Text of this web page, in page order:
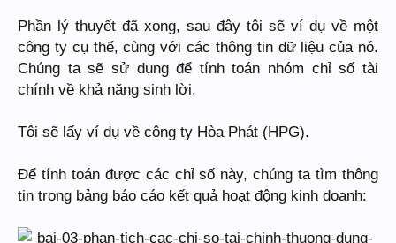
Phần lý thuyết đã xong, sau đây tôi sẽ ví dụ về một
công ty cụ thể, cùng với các thông tin dữ liệu của nó.
Chúng ta sẽ sử dụng để tính toán nhóm chỉ số tài
chính về khả năng sinh lời.
Tôi sẽ lấy ví dụ về công ty Hòa Phát (HPG).
Để tính toán được các chỉ số này, chúng ta tìm thông
tin trong bảng báo cáo kết quả hoạt động kinh doanh: